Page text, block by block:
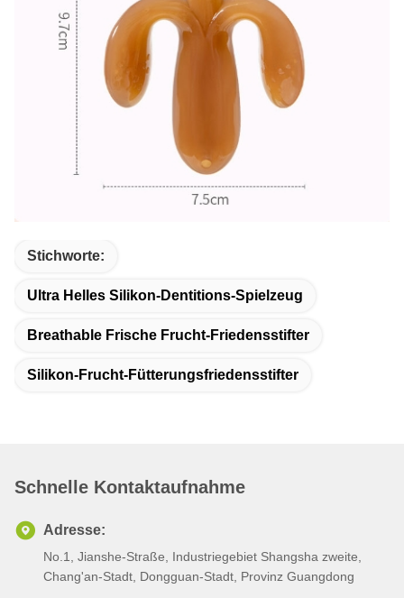
Stichworte:
Ultra Helles Silikon-Dentitions-Spielzeug
Breathable Frische Frucht-Friedensstifter
Silikon-Frucht-Fütterungsfriedensstifter
Schnelle Kontaktaufnahme
Adresse:
No.1, Jianshe-Straße, Industriegebiet Shangsha zweite,
Chang'an-Stadt, Dongguan-Stadt, Provinz Guangdong